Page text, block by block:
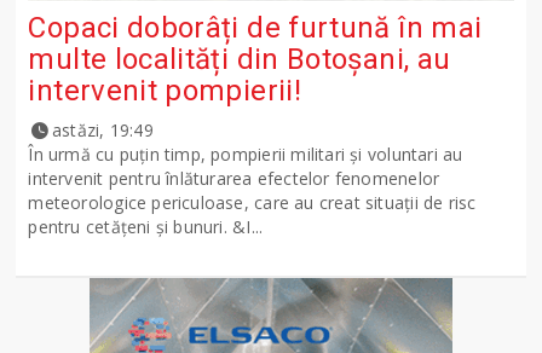
Copaci doborâți de furtună în mai
multe localități din Botoșani, au
intervenit pompierii!
astăzi, 19:49
În urmă cu puțin timp, pompierii militari și voluntari au
intervenit pentru înlăturarea efectelor fenomenelor
meteorologice periculoase, care au creat situații de risc
pentru cetățeni și bunuri. &I...